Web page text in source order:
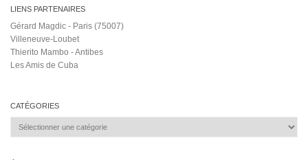
LIENS PARTENAIRES
Gérard Magdic - Paris (75007)
Villeneuve-Loubet
Thierito Mambo - Antibes
Les Amis de Cuba
CATÉGORIES
Catégories